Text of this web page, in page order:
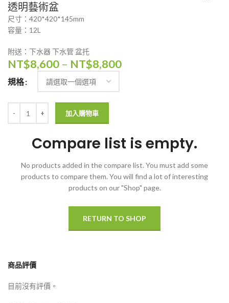
透明藝術盆
尺寸：420*420*145mm
容量：12L
附送：下水器 下水管 盆托
NT$8,600 – NT$8,800
規格
加入購物車
Compare list is empty.
No products added in the compare list. You must add some
products to compare them.You will find a lot of interesting
products on our "Shop" page.
RETURN TO SHOP
商品評價
目前沒有評價。